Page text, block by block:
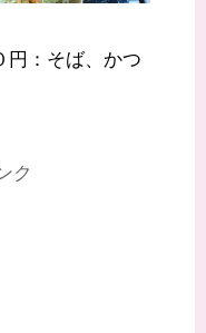
円：そば、かつ
ク